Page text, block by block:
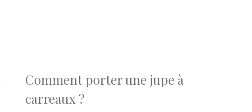
Comment porter une jupe à
carreaux ?